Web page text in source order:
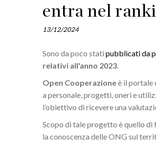
entra nel
13/12/2024
Sono da poco stati pubblicati da
relativi all'anno 2023.
Open Cooperazioneè il portale
a personale, progetti, oneri e
l’obiettivo di ricevere una
Scopo di tale progetto è quello di
la conoscenza delle ONG sul